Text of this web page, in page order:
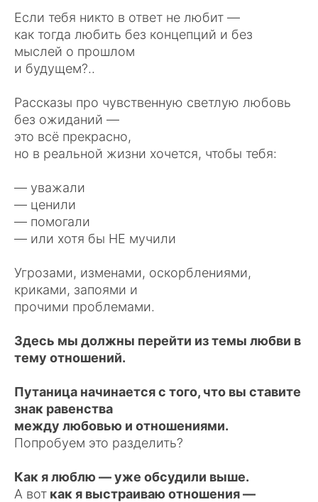
Если тебя никто в ответ не любит —
как тогда любить без концепций и без
мыслей о прошлом
и будущем?..
Рассказы про чувственную светлую любовь
без ожиданий —
это всё прекрасно,
но в реальной жизни хочется, чтобы тебя:
— уважали
— ценили
— помогали
— или хотя бы НЕ мучили
Угрозами, изменами, оскорблениями,
криками, запоями и
прочими проблемами.
Здесь мы должны перейти из темы любви в
тему отношений.
Путаница начинается с того, что вы ставите
знак равенства
между любовью и отношениями.
Попробуем это разделить?
Как я люблю — уже обсудили выше.
А вот как я выстраиваю отношения —